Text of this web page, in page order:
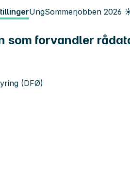
UngSommerjobben 2026
som forvandler
(DFØ)